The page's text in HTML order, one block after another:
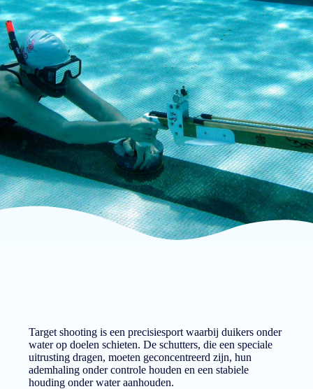
Target shooting is een precisiesport waarbij duikers onder
water op doelen schieten. De schutters, die een speciale
uitrusting dragen, moeten geconcentreerd zijn, hun
ademhaling onder controle houden en een stabiele
houding onder water aanhouden.